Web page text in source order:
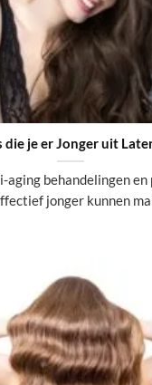
die je er Jonger uit
aging behandelingen en
jonger kunnen